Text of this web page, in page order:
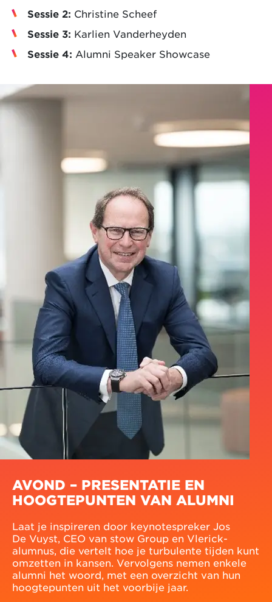
Sessie 2: Christine Scheef
Sessie 3: Karlien Vanderheyden
Sessie 4: Alumni Speaker Showcase
AVOND – PRESENTATIE EN
HOOGTEPUNTEN VAN ALUMNI
Laat je inspireren door keynotespreker Jos
De Vuyst, CEO van stow Group en Vlerick-
alumnus, die vertelt hoe je turbulente tijden kunt
omzetten in kansen. Vervolgens nemen enkele
alumni het woord, met een overzicht van hun
hoogtepunten uit het voorbije jaar.